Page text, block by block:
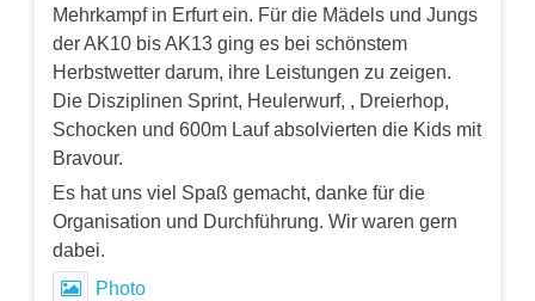
Mehrkampf in Erfurt ein. Für die Mädels und Jungs
der AK10 bis AK13 ging es bei schönstem
Herbstwetter darum, ihre Leistungen zu zeigen.
Die Disziplinen Sprint, Heulerwurf, , Dreierhop,
Schocken und 600m Lauf absolvierten die Kids mit
Bravour.
Es hat uns viel Spaß gemacht, danke für die
Organisation und Durchführung. Wir waren gern
dabei.
Photo